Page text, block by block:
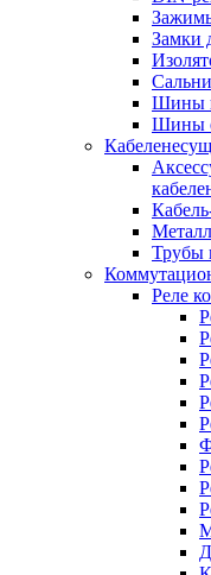
Замки
Шины
Шины
Трубы
Реле